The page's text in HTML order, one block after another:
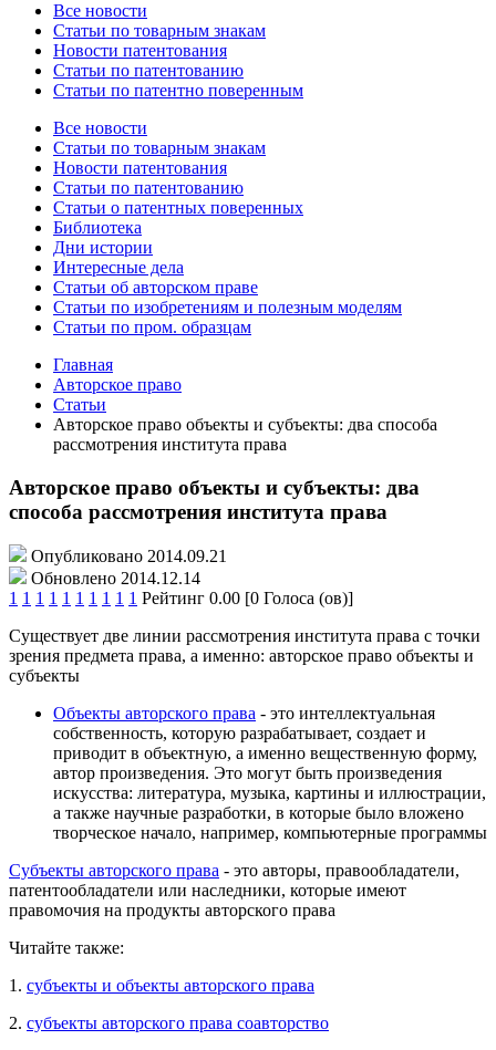
Все новости
Статьи по товарным знакам
Новости патентования
Статьи по патентованию
Статьи по патентно поверенным
Все новости
Статьи по товарным знакам
Новости патентования
Статьи по патентованию
Статьи о патентных поверенных
Библиотека
Дни истории
Интересные дела
Статьи об авторском праве
Статьи по изобретениям и полезным моделям
Статьи по пром. образцам
Главная
Авторское право
Статьи
Авторское право объекты и субъекты: два способа
рассмотрения института права
Авторское право объекты и субъекты: два
способа рассмотрения института права
Опубликовано 2014.09.21
Обновлено 2014.12.14
1 1 1 1 1 1 1 1 1 1 Рейтинг 0.00 [0 Голоса (ов)]
Существует две линии рассмотрения института права с точки
зрения предмета права, а именно: авторское право объекты и
субъекты
Объекты авторского права - это интеллектуальная
собственность, которую разрабатывает, создает и
приводит в объектную, а именно вещественную форму,
автор произведения. Это могут быть произведения
искусства: литература, музыка, картины и иллюстрации,
а также научные разработки, в которые было вложено
творческое начало, например, компьютерные программы
Субъекты авторского права - это авторы, правообладатели,
патентообладатели или наследники, которые имеют
правомочия на продукты авторского права
Читайте также:
1. субъекты и объекты авторского права
2. субъекты авторского права соавторство